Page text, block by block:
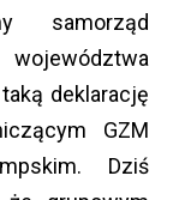
samorząd
województwa
taką deklarację
GZM
Dziś